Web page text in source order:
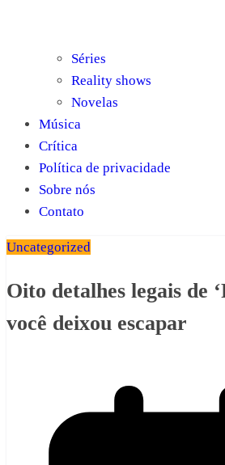
Séries
Reality shows
Novelas
Música
Crítica
Política de privacidade
Sobre nós
Contato
Uncategorized
Oito detalhes legais de
você deixou escapar